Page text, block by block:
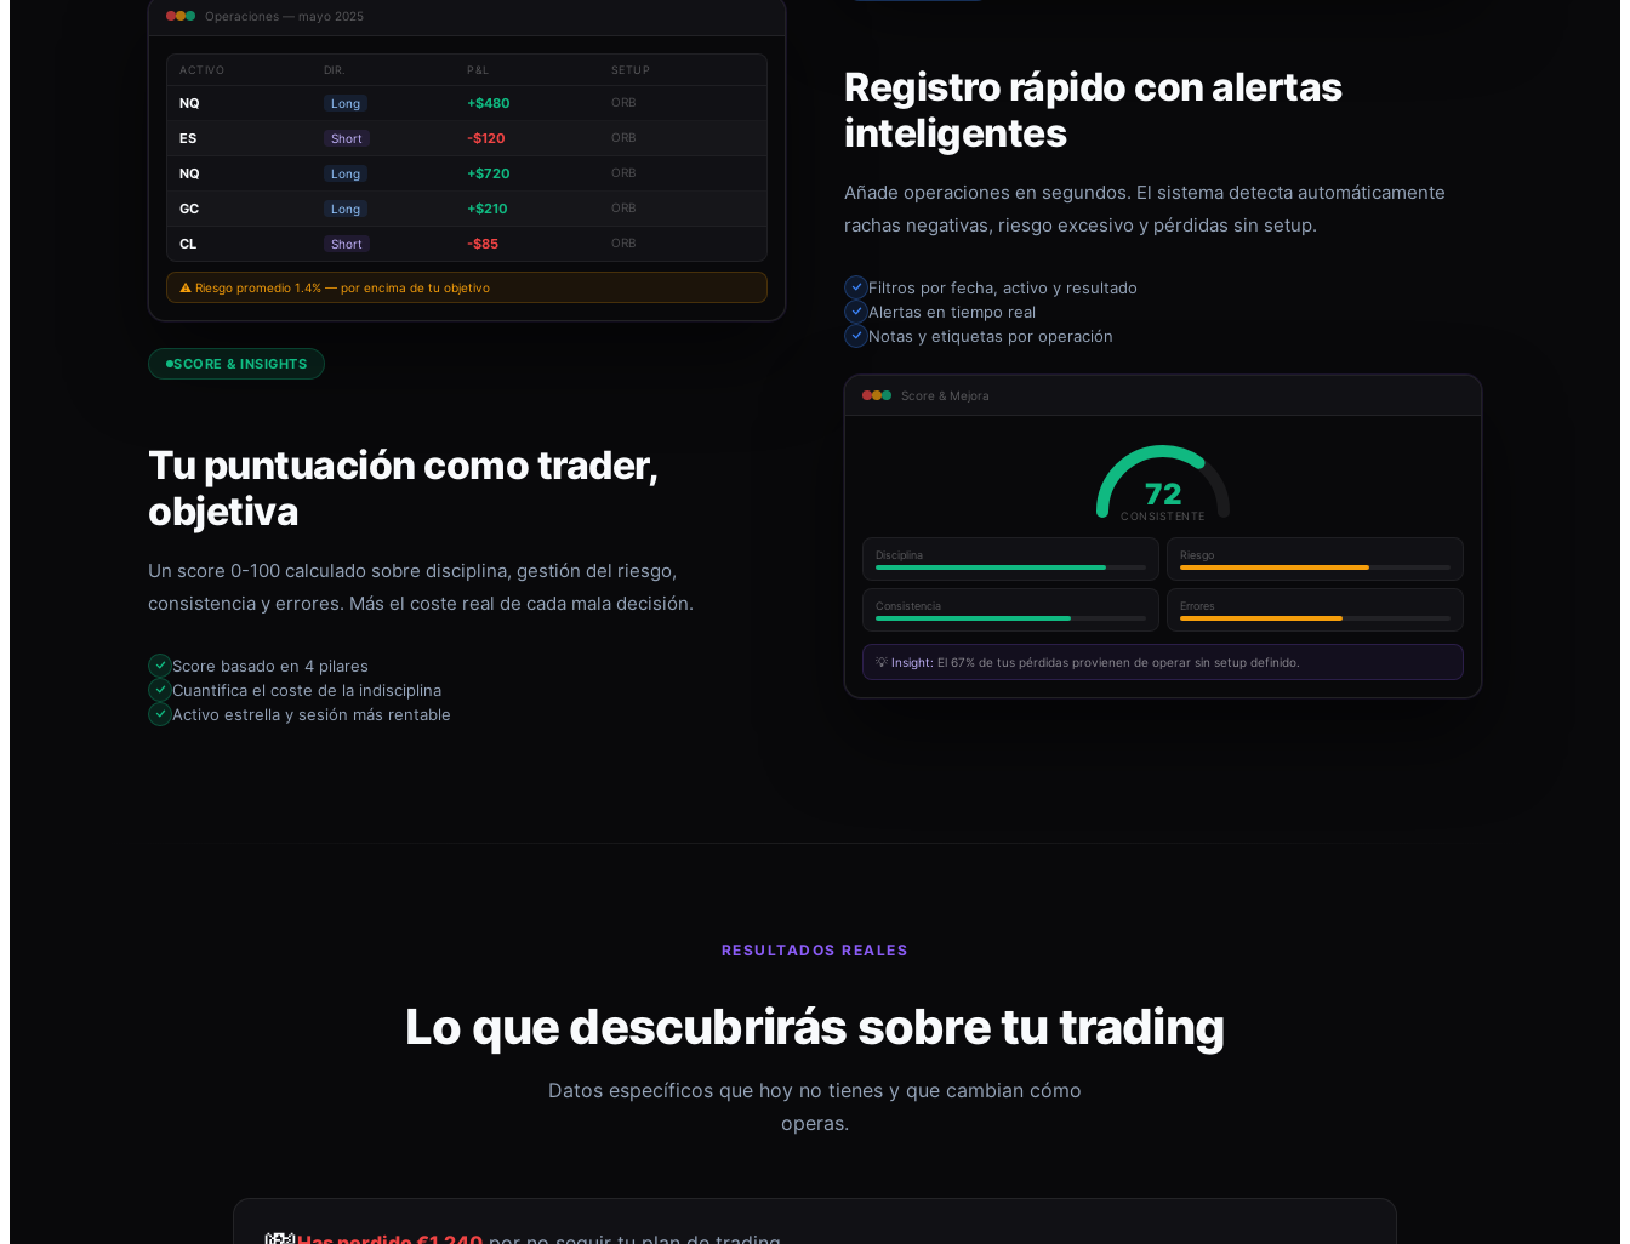
Operaciones — mayo 2025
ACTIVO DIR. P&L SETUP
NQ Long +$480 ORB
ES Short -$120 ORB
NQ Long +$720 ORB
GC Long +$210 ORB
CL Short -$85 ORB
⚠ Riesgo promedio 1.4% — por encima de tu objetivo
Registro rápido con alertas
inteligentes
Añade operaciones en segundos. El sistema detecta automáticamente
rachas negativas, riesgo excesivo y pérdidas sin setup.
Filtros por fecha, activo y resultado
Alertas en tiempo real
Notas y etiquetas por operación
SCORE & INSIGHTS
Tu puntuación como trader,
objetiva
Un score 0-100 calculado sobre disciplina, gestión del riesgo,
consistencia y errores. Más el coste real de cada mala decisión.
Score basado en 4 pilares
Cuantifica el coste de la indisciplina
Activo estrella y sesión más rentable
Score & Mejora
72
CONSISTENTE
Disciplina Riesgo
Consistencia Errores
💡 Insight: El 67% de tus pérdidas provienen de operar sin setup definido.
RESULTADOS REALES
Lo que descubrirás sobre tu trading
Datos específicos que hoy no tienes y que cambian cómo
operas.